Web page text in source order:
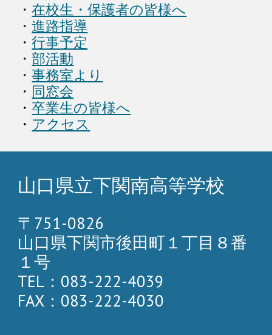
・在校生・保護者の皆様へ
・進路指導
・行事予定
・部活動
・事務室より
・ 同窓会
・卒業生の皆様へ
・ アクセス
山口県立下関南高等学校
〒751-0826
山口県下関市後田町１丁目８番
１号
TEL：083-222-4039
FAX：083-222-4030